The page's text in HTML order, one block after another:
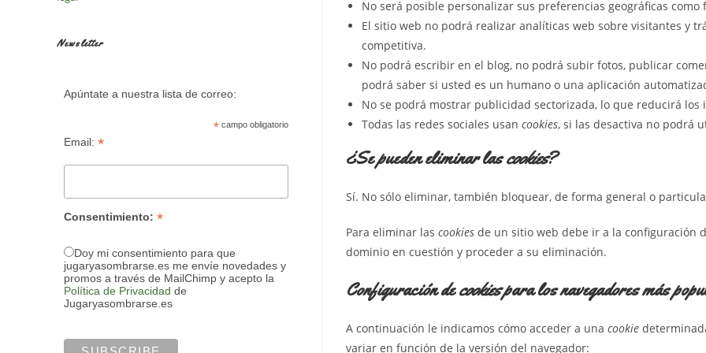
No será posible personalizar sus preferencias geográficas
El sitio web no podrá realizar analíticas web sobre visitantes y
competitiva.
No podrá escribir en el blog, no podrá subir fotos, publicar
podrá saber si usted es un humano o una aplicación
No se podrá mostrar publicidad sectorizada, lo que reducirá
Todas las redes sociales usan cookies, si las desactiva no podrá
¿Se pueden eliminar lascookies?
Sí. No sólo eliminar, también bloquear, de forma general o
Para eliminar las cookies de un sitio web debe ir a la configuración
dominio en cuestión y proceder a su eliminación.
Configuración decookiespara los navegadores más
A continuación le indicamos cómo acceder a una cookie
variar en función de la versión del navegador:
Newsletter
Apúntate a nuestra lista de correo:
* campo obligatorio
Email:*
Consentimiento:*
Doy mi consentimiento para que
jugaryasombrarse.es me envíe novedades y
promos a través de MailChimp y acepto la
Política de Privacidad de
Jugaryasombrarse.es